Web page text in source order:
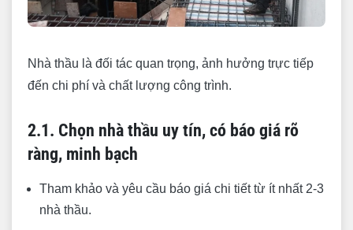
Nhà thầu là đối tác quan trọng, ảnh hưởng trực tiếp
đến chi phí và chất lượng công trình.
2.1. Chọn nhà thầu uy tín, có báo giá rõ
ràng, minh bạch
Tham khảo và yêu cầu báo giá chi tiết từ ít nhất 2-3
nhà thầu.